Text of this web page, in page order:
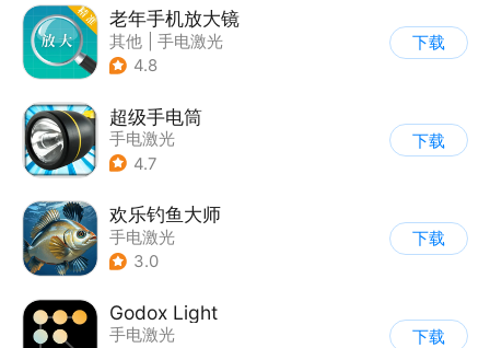
老年手机放大镜
其他
手电激光
4.8
下载
超级手电筒
手电激光
4.7
下载
欢乐钓鱼大师
手电激光
3.0
下载
Godox Light
手电激光
下载